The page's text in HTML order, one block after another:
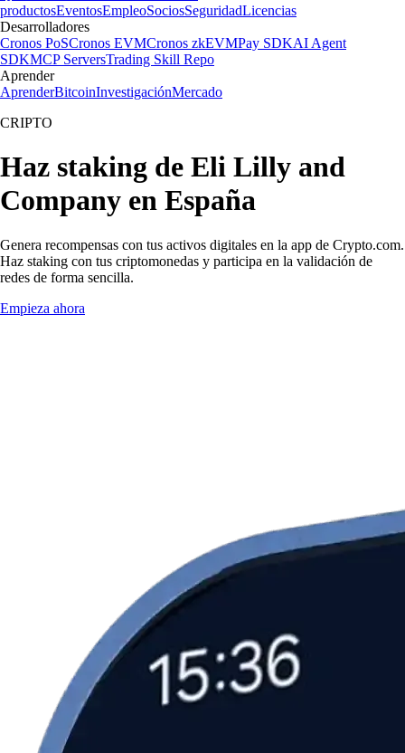
productosEventosEmpleoSociosSeguridadLicencias
Desarrolladores
Cronos PoSCronos EVMCronos zkEVMPay SDKAI Agent
SDKMCP ServersTrading Skill Repo
Aprender
AprenderBitcoinInvestigaciónMercado
CRIPTO
Haz staking de Eli Lilly and
Company en España
Genera recompensas con tus activos digitales en la app de Crypto.com.
Haz staking con tus criptomonedas y participa en la validación de
redes de forma sencilla.
Empieza ahora